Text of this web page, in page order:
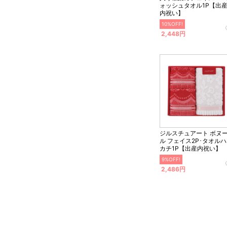
ォッシュタオル1P【出
内祝い】
10%OFF!
2,448円
ジルスチュアート ボヌ
ル フェイス2P･タオル
カチ1P【出産内祝い】
9%OFF!
2,486円